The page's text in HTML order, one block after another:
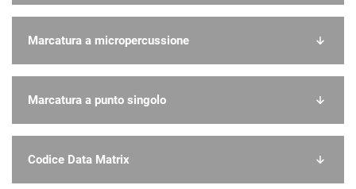
Marcatura a micropercussione
Marcatura a punto singolo
Codice Data Matrix